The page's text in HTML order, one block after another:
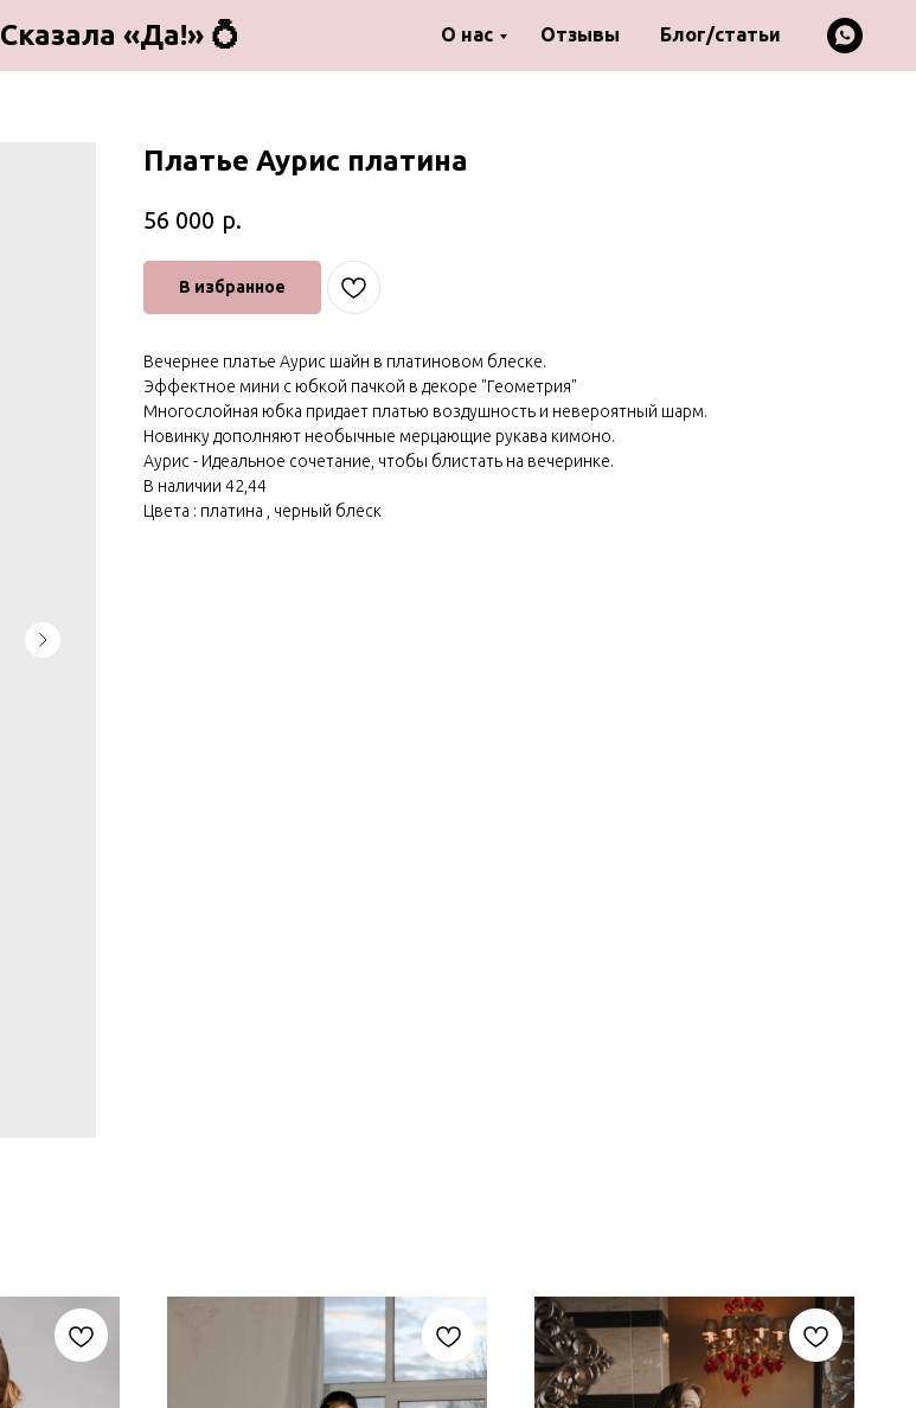
Сказала «Да!» 💍 О нас Отзывы Блог/статьи
Платье Аурис платина
56 000 р.
В избранное
Вечернее платье Аурис шайн в платиновом блеске.
Эффектное мини с юбкой пачкой в декоре "Геометрия"
Многослойная юбка придает платью воздушность и невероятный шарм.
Новинку дополняют необычные мерцающие рукава кимоно.
Аурис - Идеальное сочетание, чтобы блистать на вечеринке.
В наличии 42,44
Цвета : платина , черный блеск